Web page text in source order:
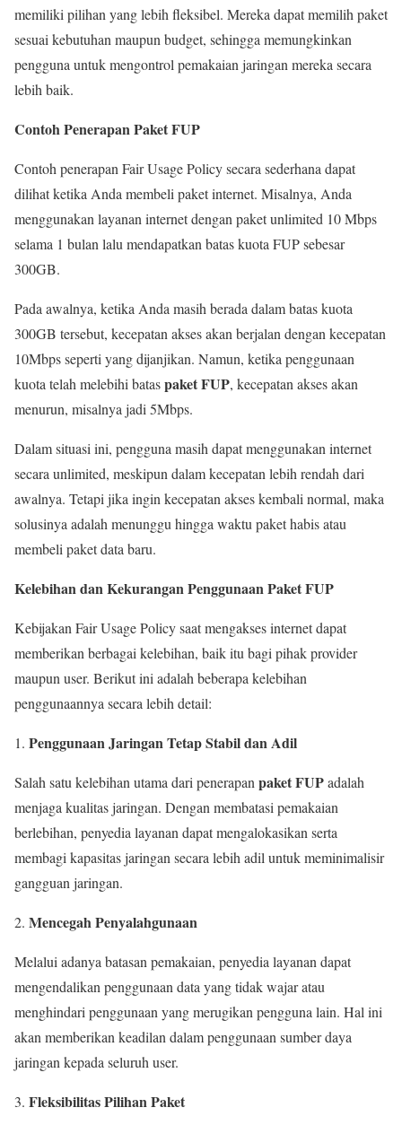
memiliki pilihan yang lebih fleksibel. Mereka dapat memilih paket
sesuai kebutuhan maupun budget, sehingga memungkinkan
pengguna untuk mengontrol pemakaian jaringan mereka secara
lebih baik.
Contoh Penerapan Paket FUP
Contoh penerapan Fair Usage Policy secara sederhana dapat
dilihat ketika Anda membeli paket internet. Misalnya, Anda
menggunakan layanan internet dengan paket unlimited 10 Mbps
selama 1 bulan lalu mendapatkan batas kuota FUP sebesar
300GB.
Pada awalnya, ketika Anda masih berada dalam batas kuota
300GB tersebut, kecepatan akses akan berjalan dengan kecepatan
10Mbps seperti yang dijanjikan. Namun, ketika penggunaan
kuota telah melebihi bataspaket FUP, kecepatan akses akan
menurun, misalnya jadi 5Mbps.
Dalam situasi ini, pengguna masih dapat menggunakan internet
secara unlimited, meskipun dalam kecepatan lebih rendah dari
awalnya. Tetapi jika ingin kecepatan akses kembali normal, maka
solusinya adalah menunggu hingga waktu paket habis atau
membeli paket data baru.
Kelebihan dan Kekurangan Penggunaan Paket FUP
Kebijakan Fair Usage Policy saat mengakses internet dapat
memberikan berbagai kelebihan, baik itu bagi pihak provider
maupun user. Berikut ini adalah beberapa kelebihan
penggunaannya secara lebih detail:
Penggunaan Jaringan Tetap Stabil dan Adil
Salah satu kelebihan utama dari penerapanpaket FUPadalah
menjaga kualitas jaringan. Dengan membatasi pemakaian
berlebihan, penyedia layanan dapat mengalokasikan serta
membagi kapasitas jaringan secara lebih adil untuk meminimalisir
gangguan jaringan.
Mencegah Penyalahgunaan
Melalui adanya batasan pemakaian, penyedia layanan dapat
mengendalikan penggunaan data yang tidak wajar atau
menghindari penggunaan yang merugikan pengguna lain. Hal ini
akan memberikan keadilan dalam penggunaan sumber daya
jaringan kepada seluruh user.
Fleksibilitas Pilihan Paket